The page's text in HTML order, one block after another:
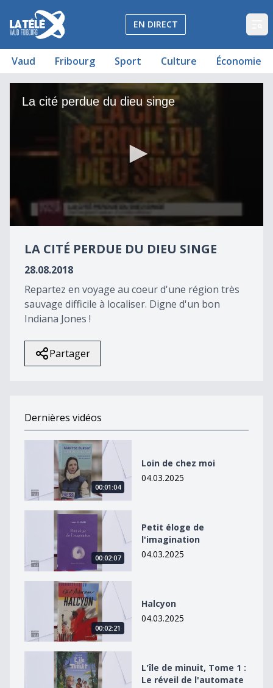
La Télé - Télévision régionale Vaud et Fribourg
EN DIRECT
Vaud Fribourg Sport Culture Économie
La cité perdue du dieu singe
La cité perdue du dieu singe
minutes,
seconds
LA CITÉ PERDUE DU DIEU SINGE
28.08.2018
Repartez en voyage au coeur d'une région très
sauvage difficile à localiser. Digne d'un bon
Indiana Jones !
Partager
Dernières vidéos
Loin de chez moi
00:01:04
Loin de chez moi
04.03.2025
Petit éloge de l&#039;imagination
00:02:07
Petit éloge de
l'imagination
04.03.2025
Halcyon
00:02:21
Halcyon
04.03.2025
L&#039;île de minuit, Tome 1 : Le réveil de
L'île de minuit, Tome 1 :
Le réveil de l'automate